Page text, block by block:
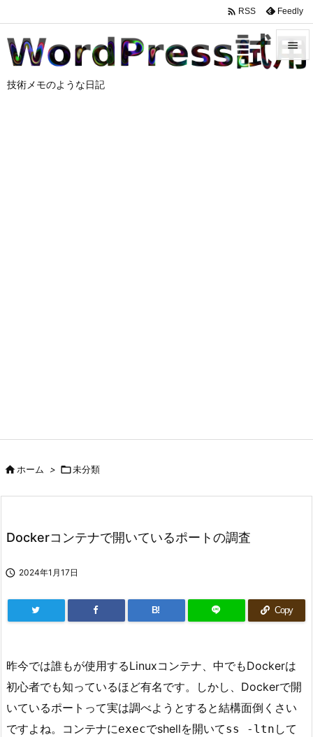
技術メモのような日記


 RSS Feedly
ホーム > 未分類
Dockerコンテナで開いているポートの調査
 2024年1月17日
B! Copy
昨今では誰もが使用するLinuxコンテナ、中でもDockerは
初心者でも知っているほど有名です。しかし、Dockerで開
いているポートって実は調べようとすると結構面倒くさい
ですよね。コンテナにexecでshellを開いてss -ltn して